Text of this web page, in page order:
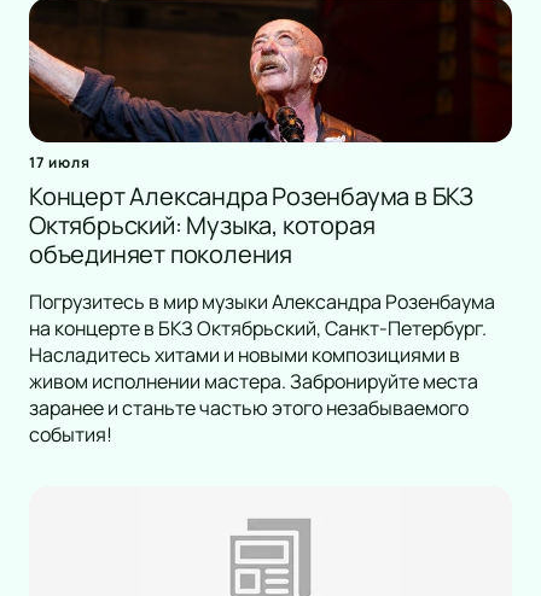
17 июля
Концерт Александра Розенбаума в БКЗ
Октябрьский: Музыка, которая
объединяет поколения
Погрузитесь в мир музыки Александра Розенбаума
на концерте в БКЗ Октябрьский, Санкт-Петербург.
Насладитесь хитами и новыми композициями в
живом исполнении мастера. Забронируйте места
заранее и станьте частью этого незабываемого
события!